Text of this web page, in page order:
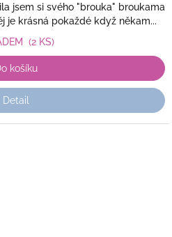
jsem si svého "brouka" broukama
je krásná pokaždé když někam...
(2 KS)
košíku
Detail